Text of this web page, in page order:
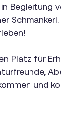
Begleitung
Schmankerl.
Platz für
und